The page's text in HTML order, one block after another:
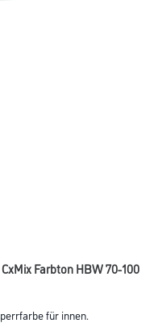
Farbton HBW 70-100
für innen.